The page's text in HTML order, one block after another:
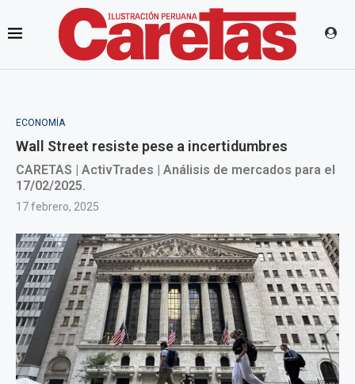
ECONOMÍA
Wall Street resiste pese a incertidumbres
CARETAS | ActivTrades | Análisis de mercados para el
17/02/2025.
17 febrero, 2025